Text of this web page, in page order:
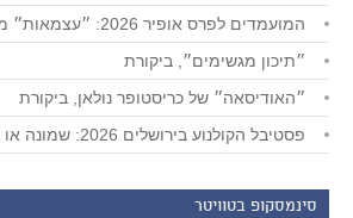
המועמדים לפרס אופיר 2026: ״עצמאות״ מוביל
״תיכון מגשימים״, ביקורת
״האודיסאה״ של כריסטופר נולאן, ביקורת
פסטיבל הקולנוע בירושלים 2026: שמונה או תשע המלצות
סינמסקופ בטוויטר